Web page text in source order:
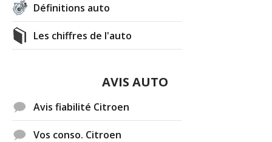
Définitions auto
Les chiffres de l'auto
AVIS AUTO
Avis fiabilité Citroen
Vos conso. Citroen